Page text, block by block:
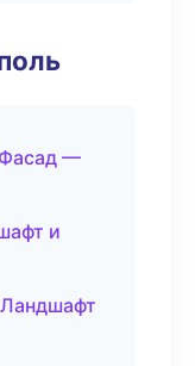
—
и